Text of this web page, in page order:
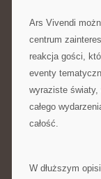
Ars Vivendi
centrum
reakcja gości,
eventy
wyraziste
całego
całość.
W dłuższym